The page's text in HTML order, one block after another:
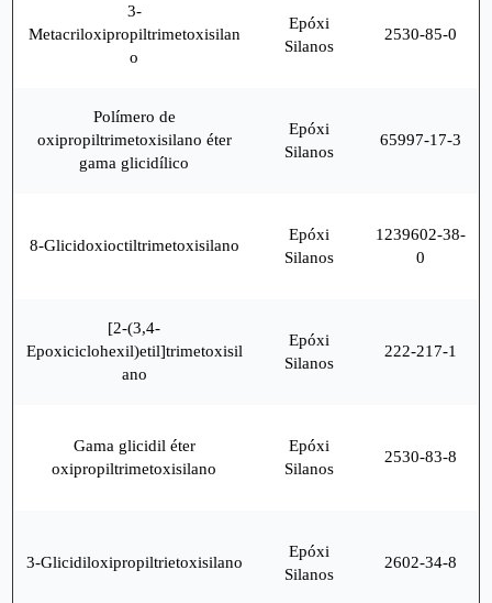
3-
Metacriloxipropiltrimetoxisilan
o
Epóxi
Silanos
2530-85-0
Polímero de
oxipropiltrimetoxisilano éter
gama glicidílico
Epóxi
Silanos
65997-17-3
8-Glicidoxioctiltrimetoxisilano
Epóxi
Silanos
1239602-38-
0
[2-(3,4-
Epoxiciclohexil)etil]trimetoxisil
ano
Epóxi
Silanos
222-217-1
Gama glicidil éter
oxipropiltrimetoxisilano
Epóxi
Silanos
2530-83-8
3-Glicidiloxipropiltrietoxisilano
Epóxi
Silanos
2602-34-8